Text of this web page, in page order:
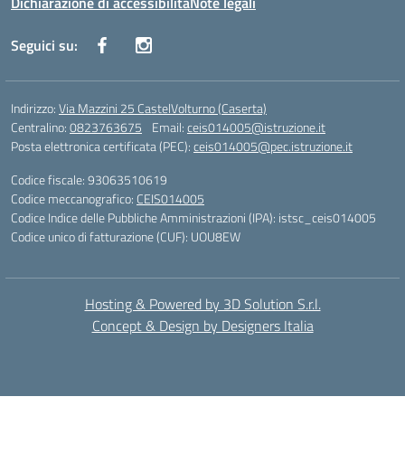
Seguici su:
Indirizzo:Via Mazzini 25 CastelVolturno (Caserta)
Centralino:0823763675 Email:ceis014005@istruzione.it
Posta elettronica certificata (PEC):ceis014005@pec.istruzione.it
Codice fiscale: 93063510619
Codice meccanografico: CEIS014005
Codice Indice delle Pubbliche Amministrazioni (IPA): istsc_ceis014005
Codice unico di fatturazione (CUF): UOU8EW
Hosting & Powered by 3D Solution S.r.l.
Concept & Design by Designers Italia